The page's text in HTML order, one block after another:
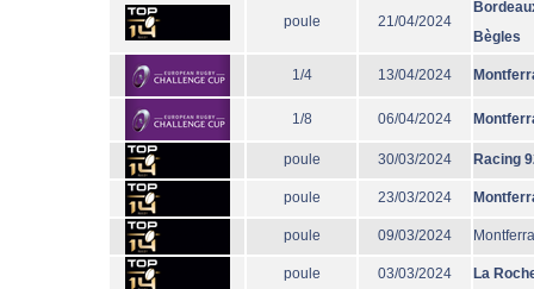
poule 21/04/2024
Bègles
1/4 13/04/2024
1/8 06/04/2024
poule 30/03/2024 Racing
poule 23/03/2024
poule 09/03/2024
poule 03/03/2024 La